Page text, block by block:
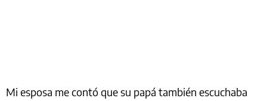
Mi esposa me contó que su papá también escuchaba